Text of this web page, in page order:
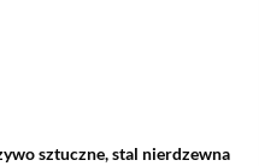
sztuczne, stal nierdzewna